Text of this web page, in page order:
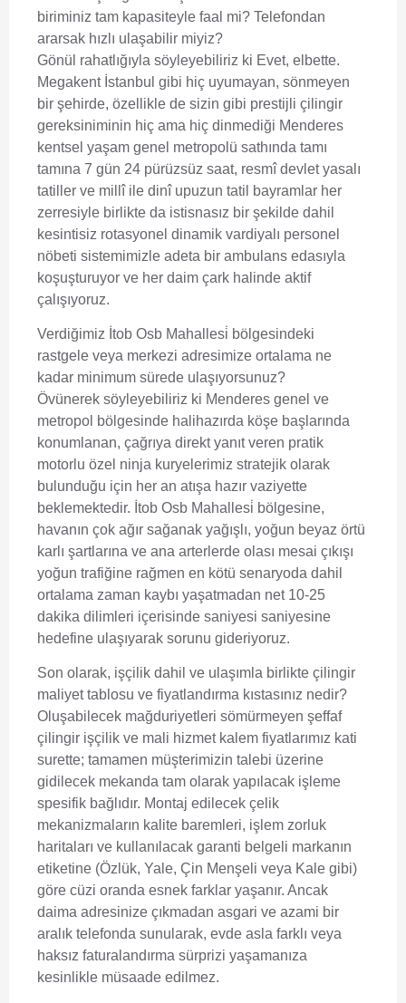
biriminiz tam kapasiteyle faal mi? Telefondan
ararsak hızlı ulaşabilir miyiz?
Gönül rahatlığıyla söyleyebiliriz ki Evet, elbette.
Megakent İstanbul gibi hiç uyumayan, sönmeyen
bir şehirde, özellikle de sizin gibi prestijli çilingir
gereksiniminin hiç ama hiç dinmediği Menderes
kentsel yaşam genel metropolü sathında tamı
tamına 7 gün 24 pürüzsüz saat, resmî devlet yasalı
tatiller ve millî ile dinî upuzun tatil bayramlar her
zerresiyle birlikte da istisnasız bir şekilde dahil
kesintisiz rotasyonel dinamik vardiyalı personel
nöbeti sistemimizle adeta bir ambulans edasıyla
koşuşturuyor ve her daim çark halinde aktif
çalışıyoruz.
Verdiğimiz İtob Osb Mahallesi̇ bölgesindeki
rastgele veya merkezi adresimize ortalama ne
kadar minimum sürede ulaşıyorsunuz?
Övünerek söyleyebiliriz ki Menderes genel ve
metropol bölgesinde halihazırda köşe başlarında
konumlanan, çağrıya direkt yanıt veren pratik
motorlu özel ninja kuryelerimiz stratejik olarak
bulunduğu için her an atışa hazır vaziyette
beklemektedir. İtob Osb Mahallesi̇ bölgesine,
havanın çok ağır sağanak yağışlı, yoğun beyaz örtü
karlı şartlarına ve ana arterlerde olası mesai çıkışı
yoğun trafiğine rağmen en kötü senaryoda dahil
ortalama zaman kaybı yaşatmadan net 10-25
dakika dilimleri içerisinde saniyesi saniyesine
hedefine ulaşıyarak sorunu gideriyoruz.
Son olarak, işçilik dahil ve ulaşımla birlikte çilingir
maliyet tablosu ve fiyatlandırma kıstasınız nedir?
Oluşabilecek mağduriyetleri sömürmeyen şeffaf
çilingir işçilik ve mali hizmet kalem fiyatlarımız kati
surette; tamamen müşterimizin talebi üzerine
gidilecek mekanda tam olarak yapılacak işleme
spesifik bağlıdır. Montaj edilecek çelik
mekanizmaların kalite baremleri, işlem zorluk
haritaları ve kullanılacak garanti belgeli markanın
etiketine (Özlük, Yale, Çin Menşeli veya Kale gibi)
göre cüzi oranda esnek farklar yaşanır. Ancak
daima adresinize çıkmadan asgari ve azami bir
aralık telefonda sunularak, evde asla farklı veya
haksız faturalandırma sürprizi yaşamanıza
kesinlikle müsaade edilmez.